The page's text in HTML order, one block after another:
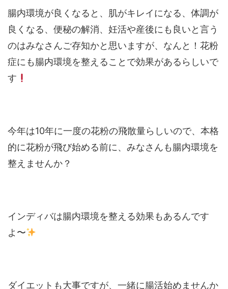
腸内環境が良くなると、肌がキレイになる、体調が
良くなる、便秘の解消、妊活や産後にも良いと言う
のはみなさんご存知かと思いますが、なんと！花粉
症にも腸内環境を整えることで効果があるらしいで
す
今年は10年に一度の花粉の飛散量らしいので、本格
的に花粉が飛び始める前に、みなさんも腸内環境を
整えませんか？
インディバは腸内環境を整える効果もあるんです
よ〜
ダイエットも大事ですが、一緒に腸活始めませんか